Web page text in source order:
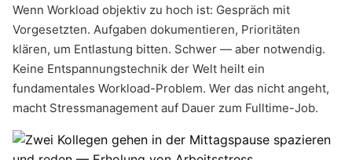
Wenn Workload objektiv zu hoch ist: Gespräch mit
Vorgesetzten. Aufgaben dokumentieren, Prioritäten
klären, um Entlastung bitten. Schwer — aber notwendig.
Keine Entspannungstechnik der Welt heilt ein
fundamentales Workload-Problem. Wer das nicht angeht,
macht Stressmanagement auf Dauer zum Fulltime-Job.